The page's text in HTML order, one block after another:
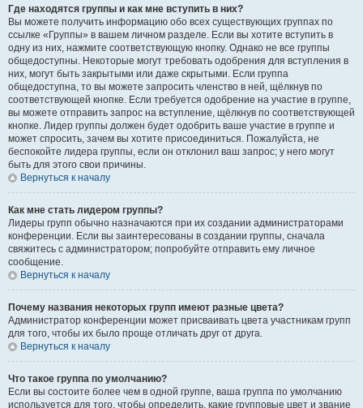
Где находятся группы и как мне вступить в них?
Вы можете получить информацию обо всех существующих группах по
ссылке «Группы» в вашем личном разделе. Если вы хотите вступить в
одну из них, нажмите соответствующую кнопку. Однако не все группы
общедоступны. Некоторые могут требовать одобрения для вступления в
них, могут быть закрытыми или даже скрытыми. Если группа
общедоступна, то вы можете запросить членство в ней, щёлкнув по
соответствующей кнопке. Если требуется одобрение на участие в группе,
вы можете отправить запрос на вступление, щёлкнув по соответствующей
кнопке. Лидер группы должен будет одобрить ваше участие в группе и
может спросить, зачем вы хотите присоединиться. Пожалуйста, не
беспокойте лидера группы, если он отклонил ваш запрос; у него могут
быть для этого свои причины.
Вернуться к началу
Как мне стать лидером группы?
Лидеры групп обычно назначаются при их создании администраторами
конференции. Если вы заинтересованы в создании группы, сначала
свяжитесь с администратором; попробуйте отправить ему личное
сообщение.
Вернуться к началу
Почему названия некоторых групп имеют разные цвета?
Администратор конференции может присваивать цвета участникам групп
для того, чтобы их было проще отличать друг от друга.
Вернуться к началу
Что такое группа по умолчанию?
Если вы состоите более чем в одной группе, ваша группа по умолчанию
используется для того, чтобы определить, какие групповые цвет и звание